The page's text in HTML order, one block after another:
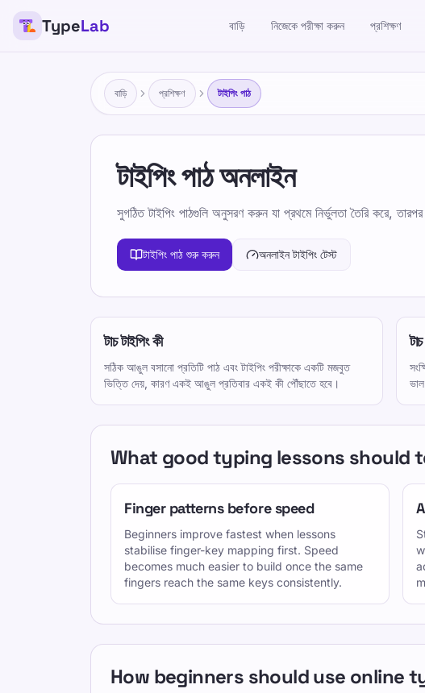
TypeLab বাড়ি নিজেকে পরীক্ষা করুন প্রশিক্ষণ
বাড়ি প্রশিক্ষণ টাইপিং পাঠ
টাইপিং পাঠ অনলাইন
সুগঠিত টাইপিং পাঠগুলি অনুসরণ করুন যা প্রথমে নির্ভুলতা তৈরি করে,
টাইপিং পাঠ শুরু করুন অনলাইন টাইপিং টেস্ট
টাচ টাইপিং কী
সঠিক আঙুল বসানো প্রতিটি পাঠ এবং টাইপিং পরীক্ষাকে একটি মজবুত
ভিত্তি দেয়, কারণ একই আঙুল প্রতিবার একই কী পৌঁছাতে হবে।
What good typing lessons should
Finger patterns before speed
Beginners improve fastest when lessons
stabilise finger-key mapping first. Speed
becomes much easier to build once the same
fingers reach the same keys consistently.
How beginners should use online